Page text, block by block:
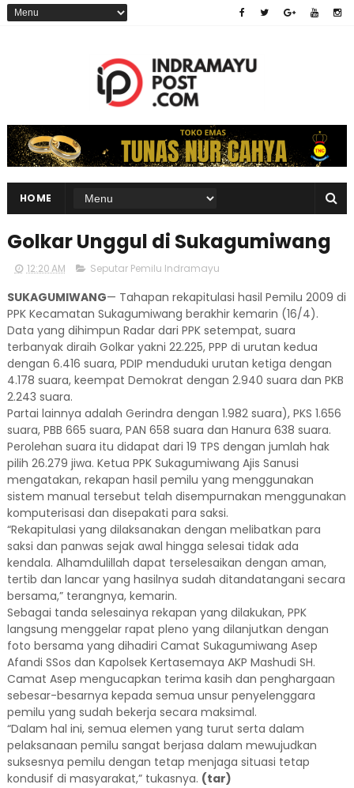
HOME
Golkar Unggul di Sukagumiwang
12:20 AM Seputar Pemilu Indramayu
SUKAGUMIWANG— Tahapan rekapitulasi hasil Pemilu 2009 di
PPK Kecamatan Sukagumiwang berakhir kemarin (16/4).
Data yang dihimpun Radar dari PPK setempat, suara
terbanyak diraih Golkar yakni 22.225, PPP di urutan kedua
dengan 6.416 suara, PDIP menduduki urutan ketiga dengan
4.178 suara, keempat Demokrat dengan 2.940 suara dan PKB
2.243 suara.
Partai lainnya adalah Gerindra dengan 1.982 suara), PKS 1.656
suara, PBB 665 suara, PAN 658 suara dan Hanura 638 suara.
Perolehan suara itu didapat dari 19 TPS dengan jumlah hak
pilih 26.279 jiwa. Ketua PPK Sukagumiwang Ajis Sanusi
mengatakan, rekapan hasil pemilu yang menggunakan
sistem manual tersebut telah disempurnakan menggunakan
komputerisasi dan disepakati para saksi.
“Rekapitulasi yang dilaksanakan dengan melibatkan para
saksi dan panwas sejak awal hingga selesai tidak ada
kendala. Alhamdulillah dapat terselesaikan dengan aman,
tertib dan lancar yang hasilnya sudah ditandatangani secara
bersama,” terangnya, kemarin.
Sebagai tanda selesainya rekapan yang dilakukan, PPK
langsung menggelar rapat pleno yang dilanjutkan dengan
foto bersama yang dihadiri Camat Sukagumiwang Asep
Afandi SSos dan Kapolsek Kertasemaya AKP Mashudi SH.
Camat Asep mengucapkan terima kasih dan penghargaan
sebesar-besarnya kepada semua unsur penyelenggara
pemilu yang sudah bekerja secara maksimal.
“Dalam hal ini, semua elemen yang turut serta dalam
pelaksanaan pemilu sangat berjasa dalam mewujudkan
suksesnya pemilu dengan tetap menjaga situasi tetap
kondusif di masyarakat,” tukasnya. (tar)